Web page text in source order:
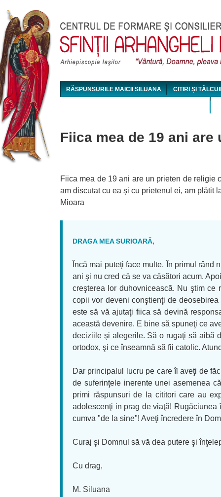
RĂSPUNSURILE MAICII SILUANA CITIRI ȘI
Fiica mea de 19 ani
Fiica mea de 19 ani are un prieten de religie
am discutat cu ea şi cu prietenul ei, am plătit
Mioara
DRAGA MEA SURIOARĂ,
Încă mai puteţi face multe. În primul
ani şi nu cred că se va căsători acum.
creşterea lor duhovnicească. Nu ştim
copii vor deveni conştienţi de
este să vă ajutaţi fiica să devină
această devenire. E bine să spuneţi ce
deciziile şi alegerile. Să o rugaţi să aibă
ortodox, şi ce înseamnă să fii catolic.
Dar principalul lucru pe care îl aveţi de
de suferinţele inerente unei asemenea
primi răspunsuri de la cititori care au
adolescenţi in prag de viaţă!
cumva "de la sine"! Aveţi încredere în
Curaj şi Domnul să vă dea putere şi
Cu drag,
M. Siluana